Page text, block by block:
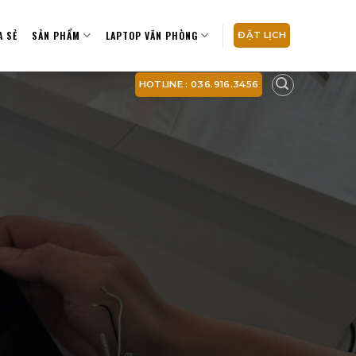
SẺ SẢN PHẨM LAPTOP VĂN PHÒNG ĐẶT LỊCH
HOTLINE : 036.916.3456